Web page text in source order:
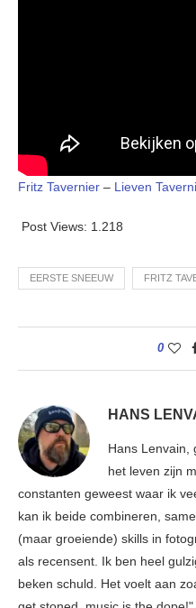
Fritz Tavernier – Lieven
Post Views: 1.218
EERSTE SNEEUW FRITZ
0
HANS
Hans Lenvain,
het leven zijn
constanten geweest waar ik
kan ik beide combineren,
(maar groeiende) skills in
als recensent. Ik ben heel
beken schuld. Het voelt aan